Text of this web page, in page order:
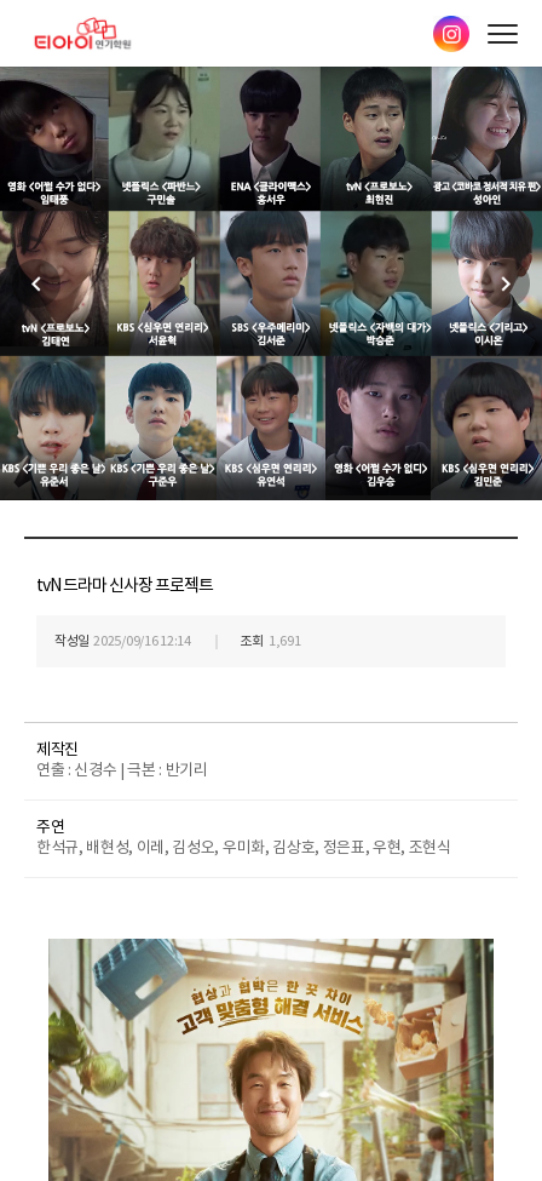
본문
바로가기
tvN 드라마 신사장 프로젝트
작성일 2025/09/16 12:14 조회 1,691
제작진
연출 : 신경수 | 극본 : 반기리
주연
한석규, 배현성, 이레, 김성오, 우미화, 김상호, 정은표, 우현, 조현식